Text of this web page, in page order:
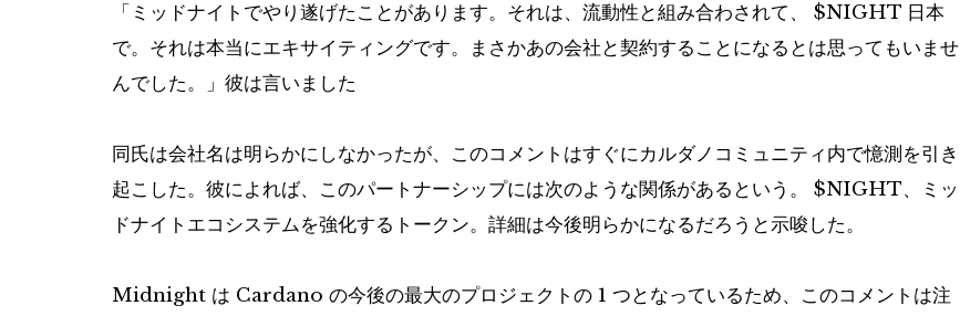
「ミッドナイトでやり遂げたことがあります。それは、流動性と組み合わされて、 $NIGHT 日本
で。それは本当にエキサイティングです。まさかあの会社と契約することになるとは思ってもいませ
んでした。」彼は言い​​ました
同氏は会社名は明らかにしなかったが、このコメントはすぐにカルダノコミュニティ内で憶測を引き
起こした。彼によれば、このパートナーシップには次のような関係があるという。 $NIGHT、ミッ
ドナイトエコシステムを強化するトークン。詳細は今後明らかになるだろうと示唆した。
Midnight は Cardano の今後の最大のプロジェクトの 1 つとなっているため、このコメントは注